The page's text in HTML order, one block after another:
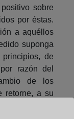
sobre
por éstas.
a aquéllos
suponga
de
razón del
de los
retorne, a su